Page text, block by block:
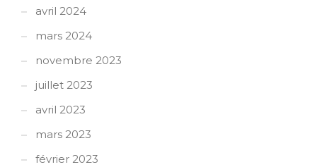
avril 2024
mars 2024
novembre 2023
juillet 2023
avril 2023
mars 2023
février 2023